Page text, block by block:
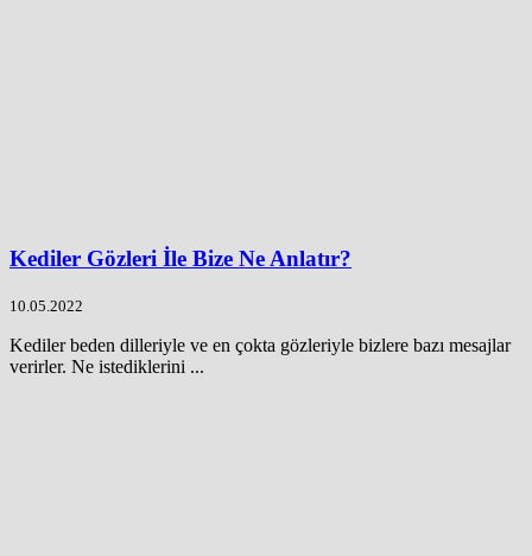
Kediler Gözleri İle Bize Ne Anlatır?
10.05.2022
Kediler beden dilleriyle ve en çokta gözleriyle bizlere bazı mesajlar
verirler. Ne istediklerini ...